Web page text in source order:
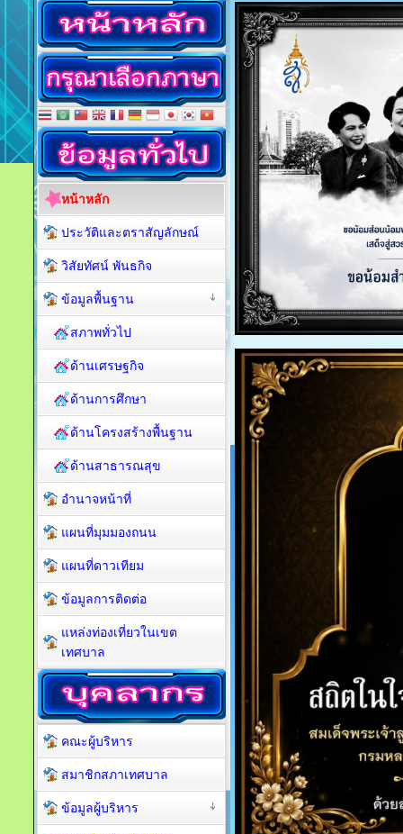
หน้าหลัก
ประวัติและตราสัญลักษณ์
วิสัยทัศน์ พันธกิจ
ข้อมูลพื้นฐาน
สภาพทั่วไป
ด้านเศรษฐกิจ
ด้านการศึกษา
ด้านโครงสร้างพื้นฐาน
ด้านสาธารณสุข
อำนาจหน้าที่
แผนที่มุมมองถนน
แผนที่ดาวเทียม
ข้อมูลการติดต่อ
แหล่งท่องเที่ยวในเขต
เทศบาล
คณะผู้บริหาร
สมาชิกสภาเทศบาล
ข้อมูลผู้บริหาร